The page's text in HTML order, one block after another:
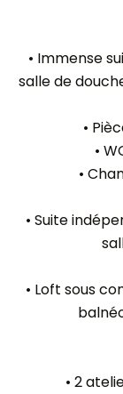
• Immense
salle de
•
•
•
• Suite
• Loft sous
• 2